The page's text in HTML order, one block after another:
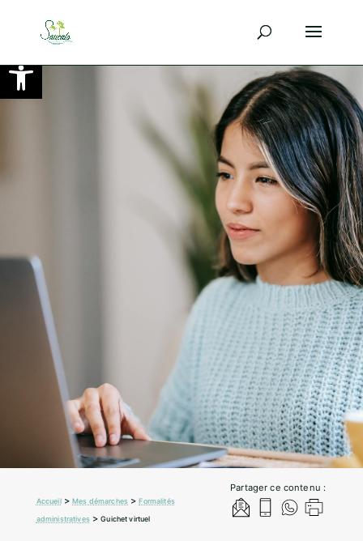
Ouvrir la barre d’outils
Partager ce contenu :
Accueil>Mes démarches >Formalités
administratives>Guichet virtuel